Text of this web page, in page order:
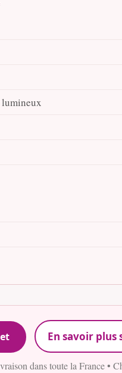
En savoir plus
dans toute la France •